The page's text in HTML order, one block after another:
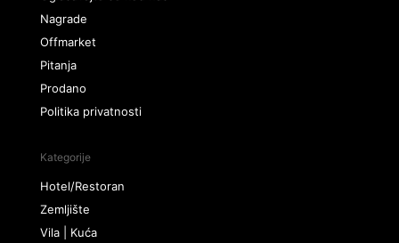
Nagrade
Offmarket
Pitanja
Prodano
Politika privatnosti
Kategorije
Hotel/Restoran
Zemljište
Vila | Kuća